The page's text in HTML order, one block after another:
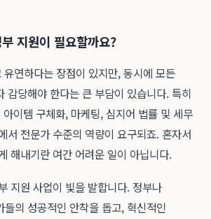
지원이 필요할까요?
연하다는 장점이 있지만, 동시에 모든
감당해야 한다는 큰 부담이 있습니다. 특히
이템 구체화, 마케팅, 심지어 법률 및 세무
서 전문가 수준의 역량이 요구되죠. 혼자서
해내기란 여간 어려운 일이 아닙니다.
지원 사업이 빛을 발합니다. 정부나
들의 성공적인 안착을 돕고, 혁신적인